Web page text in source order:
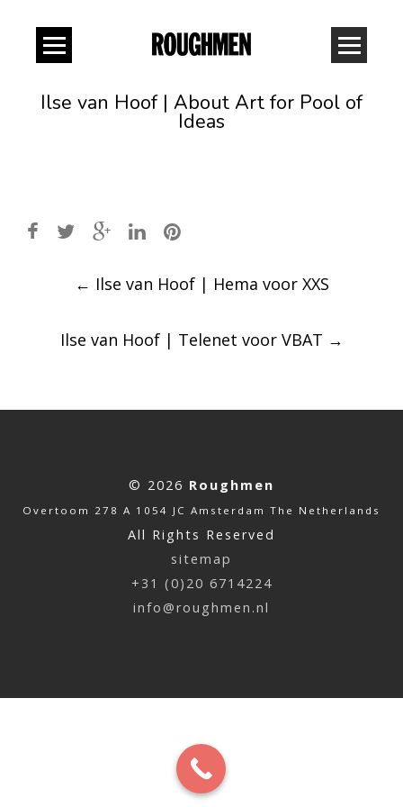
Ilse van Hoof | About Art for Pool of
Ideas
← Ilse van Hoof | Hema voor XXS
Ilse van Hoof | Telenet voor VBAT →
© 2026 Roughmen
Overtoom 278 A 1054 JC Amsterdam The Netherlands
All Rights Reserved
sitemap
+31 (0)20 6714224
info@roughmen.nl